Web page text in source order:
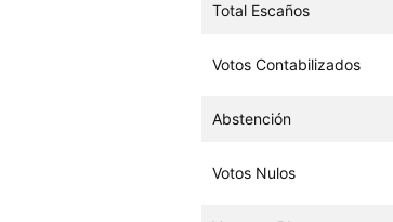
Total Escaños
Votos Contabilizados
Abstención
Votos Nulos